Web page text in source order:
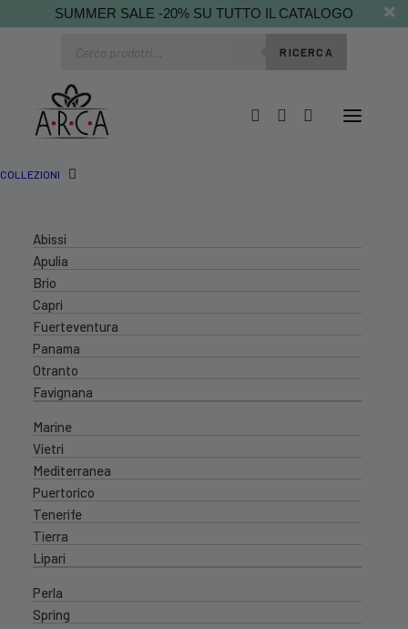
SUMMER SALE -20% SU TUTTO IL CATALOGO
RICERCA
COLLEZIONI
Abissi
Apulia
Brio
Capri
Fuerteventura
Panama
Otranto
Favignana
Marine
Vietri
Mediterranea
Puertorico
Tenerife
Tierra
Lipari
Perla
Spring